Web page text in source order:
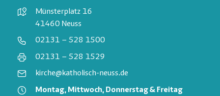
Münsterplatz 16
41460 Neuss
02131 – 528 1500
02131 – 528 1529
kirche@katholisch-neuss.de
Montag, Mittwoch, Donnerstag & Freitag